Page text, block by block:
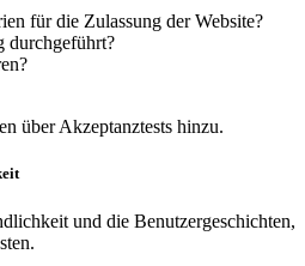
für die Zulassung der Website?
durchgeführt?
über Akzeptanztests hinzu.
und die Benutzergeschichten,